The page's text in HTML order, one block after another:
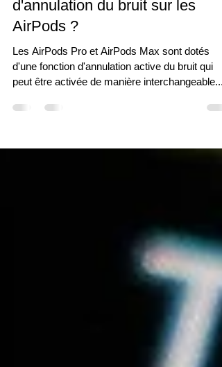
Comment activer la fonction
d'annulation du bruit sur les
AirPods ?
Les AirPods Pro et AirPods Max sont dotés
d'une fonction d'annulation active du bruit qui
peut être activée de manière interchangeable...